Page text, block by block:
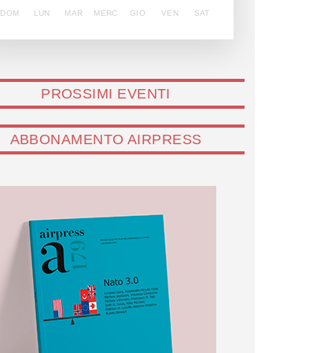
DOM LUN MAR MERC GIO VEN SAT
PROSSIMI EVENTI
ABBONAMENTO AIRPRESS